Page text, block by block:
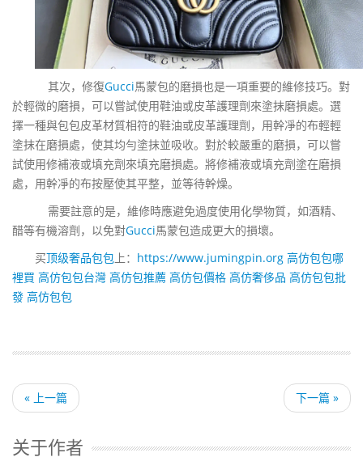
其次，修復Gucci馬蒙包的磨損也是一項重要的維修技巧。對
於輕微的磨損，可以嘗試使用鞋油或皮革護理劑來塗抹磨損處。選
擇一種與包包皮革材質相符的鞋油或皮革護理劑，用幹凈的布輕輕
塗抹在磨損處，使其均勻塗抹並吸收。對於較嚴重的磨損，可以嘗
試使用修補液或填充劑來填充磨損處。將修補液或填充劑塗在磨損
處，用幹凈的布按壓使其平整，並等待幹燥。
需要註意的是，維修時應避免過度使用化學物質，如酒精、
醋等有機溶劑，以免對Gucci馬蒙包造成更大的損壞。
买顶级奢品包包 上： https://www.jumingpin.org 高仿包包哪
裡買 高仿包包台灣 高仿包推薦 高仿包價格 高仿奢侈品 高仿包包批
發 高仿包包
« 上一篇 下一篇 »
关于作者